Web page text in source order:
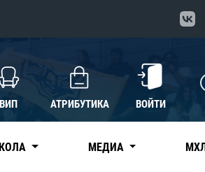
ВИП АТРИБУТИКА ВОЙТИ
МЕДИА